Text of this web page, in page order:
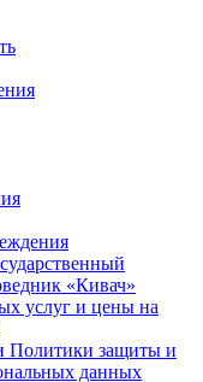
«Кивач»
услуг и цены на
Политики защиты и
данных